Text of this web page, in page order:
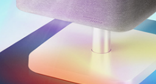
Learn More